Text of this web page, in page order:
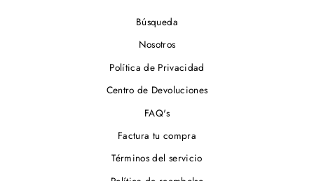
Búsqueda
Nosotros
Política de Privacidad
Centro de Devoluciones
FAQ's
Factura tu compra
Términos del servicio